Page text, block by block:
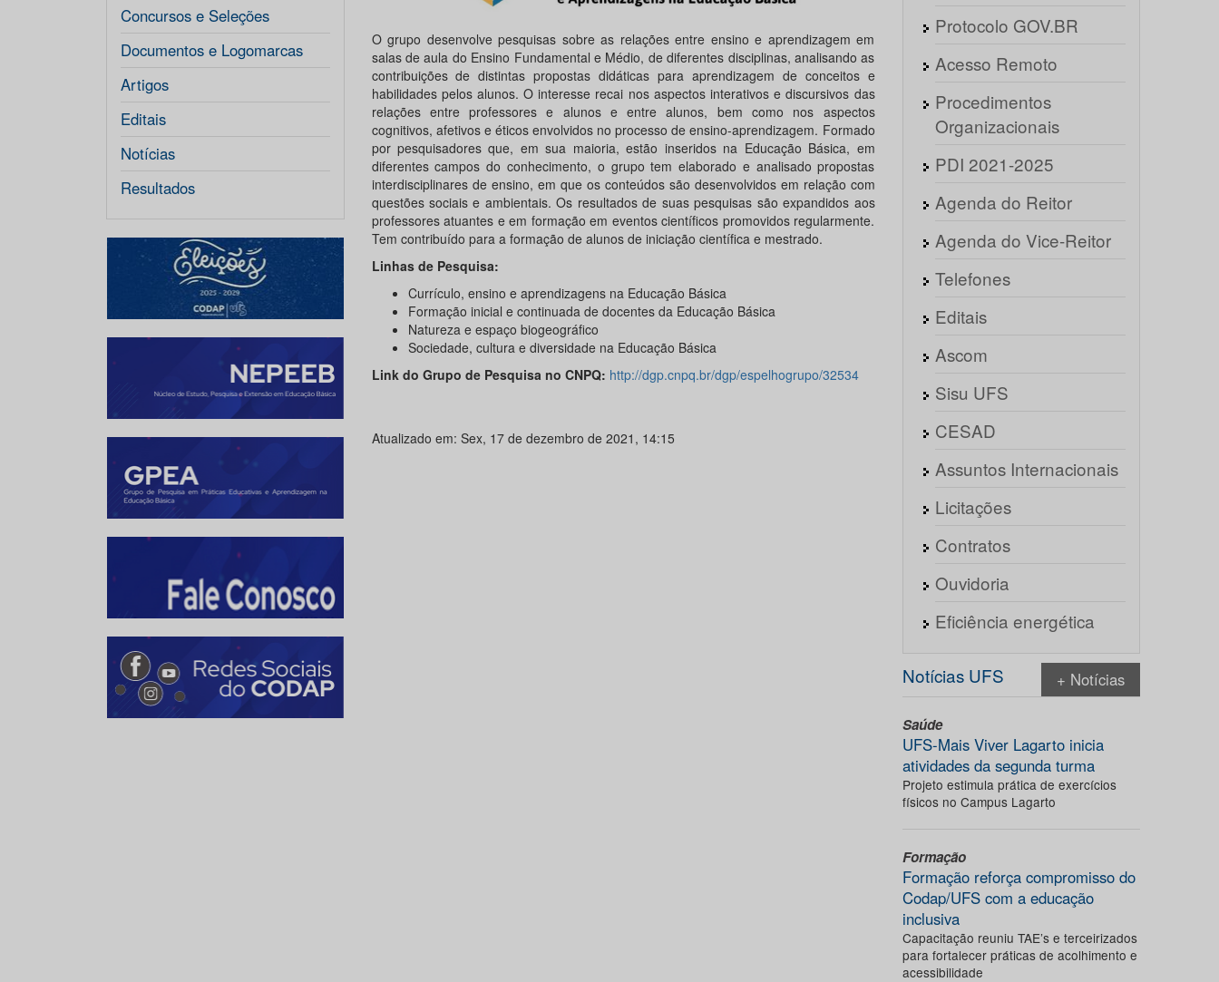
Concursos e Seleções
Documentos e Logomarcas
Artigos
Editais
Notícias
Resultados
O grupo desenvolve pesquisas sobre as relações entre ensino e aprendizagem em
salas de aula do Ensino Fundamental e Médio, de diferentes disciplinas, analisando as
contribuições de distintas propostas didáticas para aprendizagem de conceitos e
habilidades pelos alunos. O interesse recai nos aspectos interativos e discursivos das
relações entre professores e alunos e entre alunos, bem como nos aspectos
cognitivos, afetivos e éticos envolvidos no processo de ensino-aprendizagem. Formado
por pesquisadores que, em sua maioria, estão inseridos na Educação Básica, em
diferentes campos do conhecimento, o grupo tem elaborado e analisado propostas
interdisciplinares de ensino, em que os conteúdos são desenvolvidos em relação com
questões sociais e ambientais. Os resultados de suas pesquisas são expandidos aos
professores atuantes e em formação em eventos científicos promovidos regularmente.
Tem contribuído para a formação de alunos de iniciação científica e mestrado.
Linhas de Pesquisa:
Currículo, ensino e aprendizagens na Educação Básica
Formação inicial e continuada de docentes da Educação Básica
Natureza e espaço biogeográfico
Sociedade, cultura e diversidade na Educação Básica
Link do Grupo de Pesquisa no CNPQ: http://dgp.cnpq.br/dgp/espelhogrupo/32534
Atualizado em: Sex, 17 de dezembro de 2021, 14:15
Protocolo GOV.BR
Acesso Remoto
Procedimentos
Organizacionais
PDI 2021-2025
Agenda do Reitor
Agenda do Vice-Reitor
Telefones
Editais
Ascom
Sisu UFS
CESAD
Assuntos Internacionais
Licitações
Contratos
Ouvidoria
Eficiência energética
Notícias UFS + Notícias
Saúde
UFS-Mais Viver Lagarto inicia
atividades da segunda turma
Projeto estimula prática de exercícios
físicos no Campus Lagarto
Formação
Formação reforça compromisso do
Codap/UFS com a educação
inclusiva
Capacitação reuniu TAE’s e terceirizados
para fortalecer práticas de acolhimento e
acessibilidade